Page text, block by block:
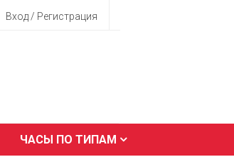
Вход / Регистрация
ЧАСЫ ПО ТИПАМ